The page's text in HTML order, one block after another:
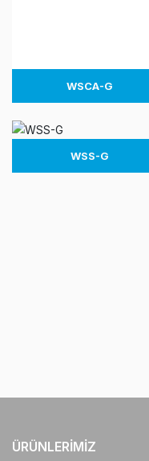
WSCA-G
WSS-G
ÜRÜNLERIMIZ